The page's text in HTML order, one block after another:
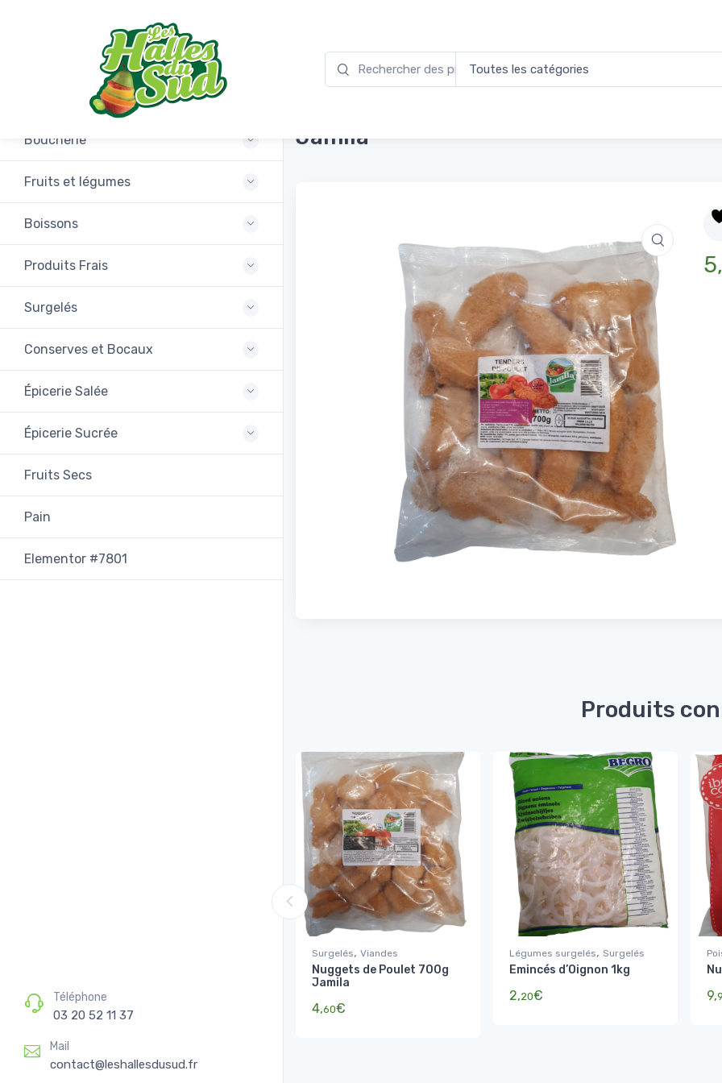
Promotions
Boucherie
Fruits et légumes
Boissons
Produits Frais
Surgelés
Conserves et Bocaux
Épicerie Salée
Épicerie Sucrée
Fruits Secs
Pain
Elementor #7801
Téléphone
03 20 52 11 37
Mail
contact@leshallesdusud.fr
Jamila
5,
Produits
Surgelés, Viandes
Nuggets de Poulet 700g
Jamila
4,60€
Légumes surgelés, Surgelés
Emincés d’Oignon 1kg
2,20€ 9,